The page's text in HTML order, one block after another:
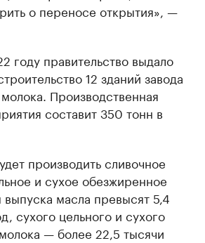
о переносе открытия», —
году правительство выдало
12 зданий завода
Производственная
составит 350 тонн в
производить сливочное
и сухое обезжиренное
масла превысят 5,4
сухого цельного и сухого
— более 22,5 тысячи